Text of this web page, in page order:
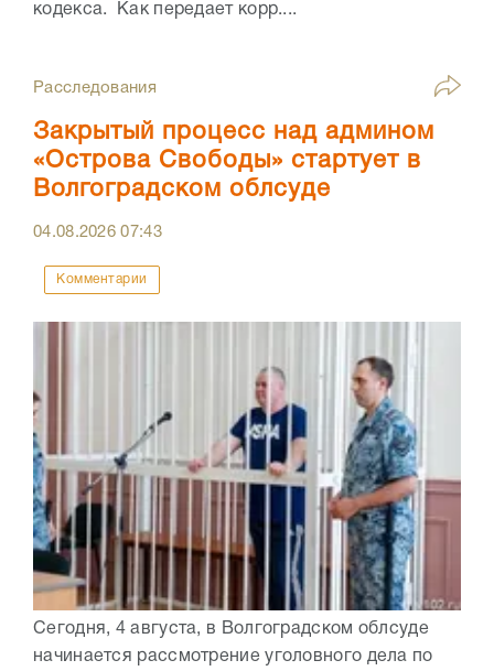
кодекса. Как передает корр....
Расследования
Закрытый процесс над админом
«Острова Свободы» стартует в
Волгоградском облсуде
04.08.202607:43
Комментарии
Сегодня, 4 августа, в Волгоградском облсуде
начинается рассмотрение уголовного дела по